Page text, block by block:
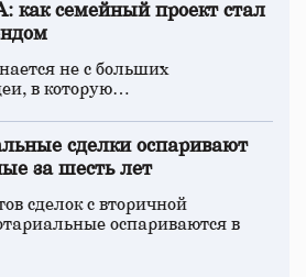
как семейный проект стал
не с больших
в которую…
сделки оспаривают
за шесть лет
сделок с вторичной
оспариваются в